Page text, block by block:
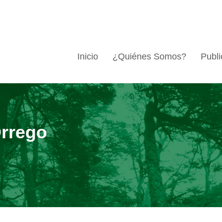
Inicio ¿Quiénes Somos?